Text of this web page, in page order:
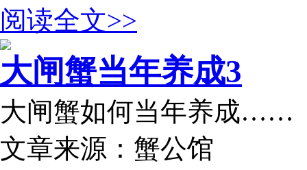
阅读全文>>
大闸蟹当年养成3
大闸蟹如何当年养成……
文章来源：蟹公馆